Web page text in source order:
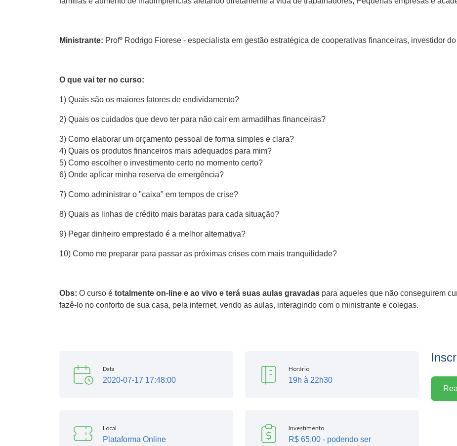
Ministrante: Profº Rodrigo Fiorese - especialista em gestão estratégica de cooperativas financeiras, investidor
O que vai ter no curso:
1) Quais são os maiores fatores de endividamento?
2) Quais os cuidados que devo ter para não cair em armadilhas financeiras?
3) Como elaborar um orçamento pessoal de forma simples e clara?
4) Quais os produtos financeiros mais adequados para mim?
5) Como escolher o investimento certo no momento certo?
6) Onde aplicar minha reserva de emergência?
7) Como administrar o "caixa" em tempos de crise?
8) Quais as linhas de crédito mais baratas para cada situação?
9) Pegar dinheiro emprestado é a melhor alternativa?
10) Como me preparar para passar as próximas crises com mais tranquilidade?
Obs: O curso é totalmente on-line e ao vivo e terá suas aulas gravadas para aqueles que não conseguirem
fazê-lo no conforto de sua casa, pela internet, vendo as aulas, interagindo com o ministrante e colegas.
Data
2020-07-17 17:48:00
Horário
19h à 22h30
Local
Plataforma Online
Investimento
R$ 65,00 - podendo ser